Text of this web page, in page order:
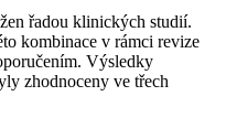
řadou klinických studií.
kombinace v rámci revize
Výsledky
zhodnoceny ve třech